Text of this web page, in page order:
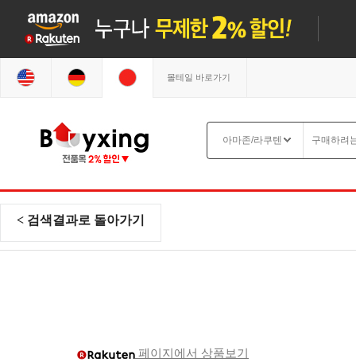
몰테일 바로가기
< 검색결과로 돌아가기
페이지에서 상품보기